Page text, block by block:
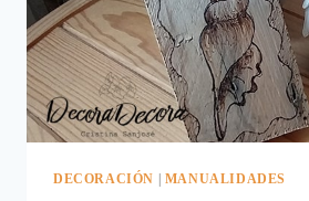
DECORACIÓN | MANUALIDADES